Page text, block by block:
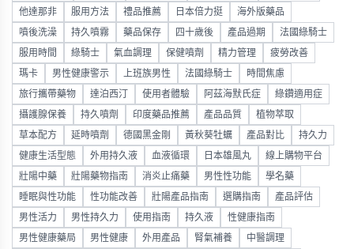
他達那非 服用方法 禮品推薦 日本倍力挺 海外版藥品
噴後洗澡 持久噴霧 藥品保存 四十歲後 產品過期 法國綠騎士
服用時間 綠騎士 氣血調理 保健噴劑 精力管理 疲勞改善
瑪卡 男性健康警示 上班族男性 法國綠騎士 時間焦慮
旅行攜帶藥物 達泊西汀 使用者體驗 阿茲海默氏症 綠鑽適用症
攝護腺保養 持久噴劑 印度藥品推薦 產品品質 植物萃取
草本配方 延時噴劑 德國黑金剛 黃秋葵牡蠣 產品對比 持久力
健康生活型態 外用持久液 血液循環 日本雄風丸 線上購物平台
壯陽中藥 壯陽藥物指南 消炎止痛藥 男性性功能 學名藥
睡眠與性功能 性功能改善 壯陽產品指南 選購指南 產品評估
男性活力 男性持久力 使用指南 持久液 性健康指南
男性健康藥局 男性健康 外用產品 腎氣補養 中醫調理